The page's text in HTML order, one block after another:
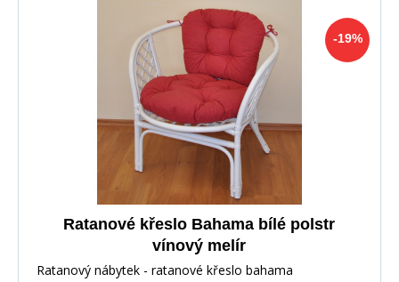
-19%
Ratanové křeslo Bahama bílé polstr
vínový melír
Ratanový nábytek - ratanové křeslo bahama